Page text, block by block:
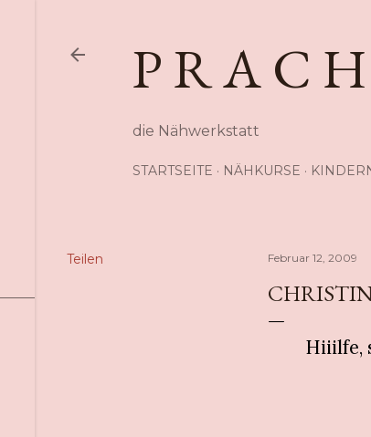
P R A C
die Nähwerkstatt
STARTSEITE NÄHKURSE
Teilen Februar 12, 2009
Hiiilfe,